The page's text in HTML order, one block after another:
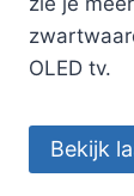
OLED tv.
Bekijk